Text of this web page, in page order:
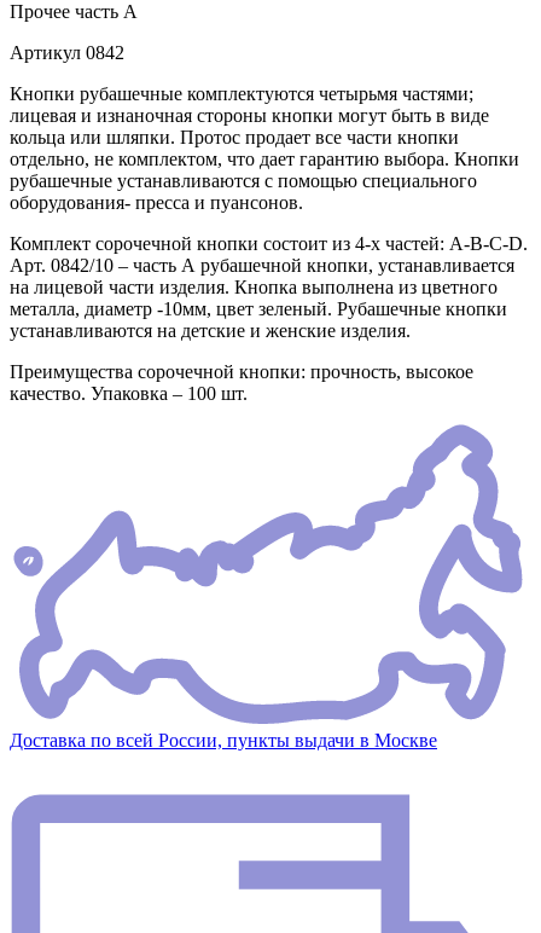
Прочее часть A
Артикул 0842
Кнопки рубашечные комплектуются четырьмя частями;
лицевая и изнаночная стороны кнопки могут быть в виде
кольца или шляпки. Протос продает все части кнопки
отдельно, не комплектом, что дает гарантию выбора. Кнопки
рубашечные устанавливаются с помощью специального
оборудования- пресса и пуансонов.
Комплект сорочечной кнопки состоит из 4-х частей: А-В-С-D.
Арт. 0842/10 – часть А рубашечной кнопки, устанавливается
на лицевой части изделия. Кнопка выполнена из цветного
металла, диаметр -10мм, цвет зеленый. Рубашечные кнопки
устанавливаются на детские и женские изделия.
Преимущества сорочечной кнопки: прочность, высокое
качество. Упаковка – 100 шт.
Доставка по всей России, пункты выдачи в Москве